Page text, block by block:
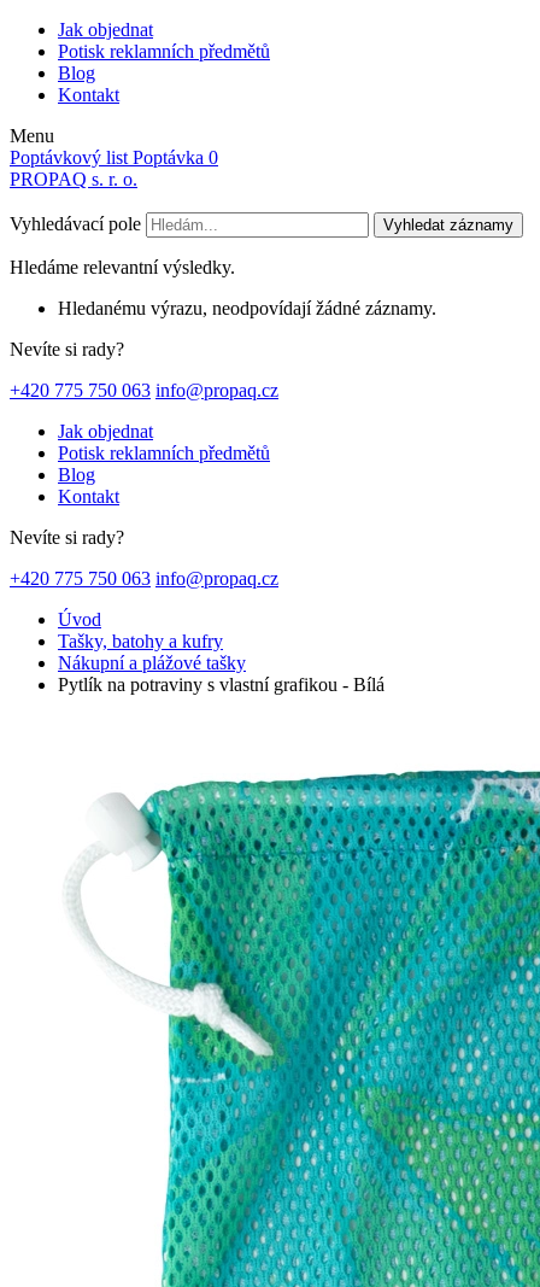
Jak objednat
Potisk reklamních předmětů
Blog
Kontakt
Menu
Poptávkový list Poptávka 0
PROPAQ s. r. o.
Vyhledávací pole Vyhledat záznamy
Hledáme relevantní výsledky.
Hledanému výrazu, neodpovídají žádné záznamy.
Nevíte si rady?
+420 775 750 063 info@propaq.cz
Jak objednat
Potisk reklamních předmětů
Blog
Kontakt
Nevíte si rady?
+420 775 750 063 info@propaq.cz
Úvod
Tašky, batohy a kufry
Nákupní a plážové tašky
Pytlík na potraviny s vlastní grafikou - Bílá